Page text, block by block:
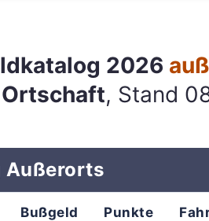
2026
, Stand
Außerorts
Bußgeld Punkte